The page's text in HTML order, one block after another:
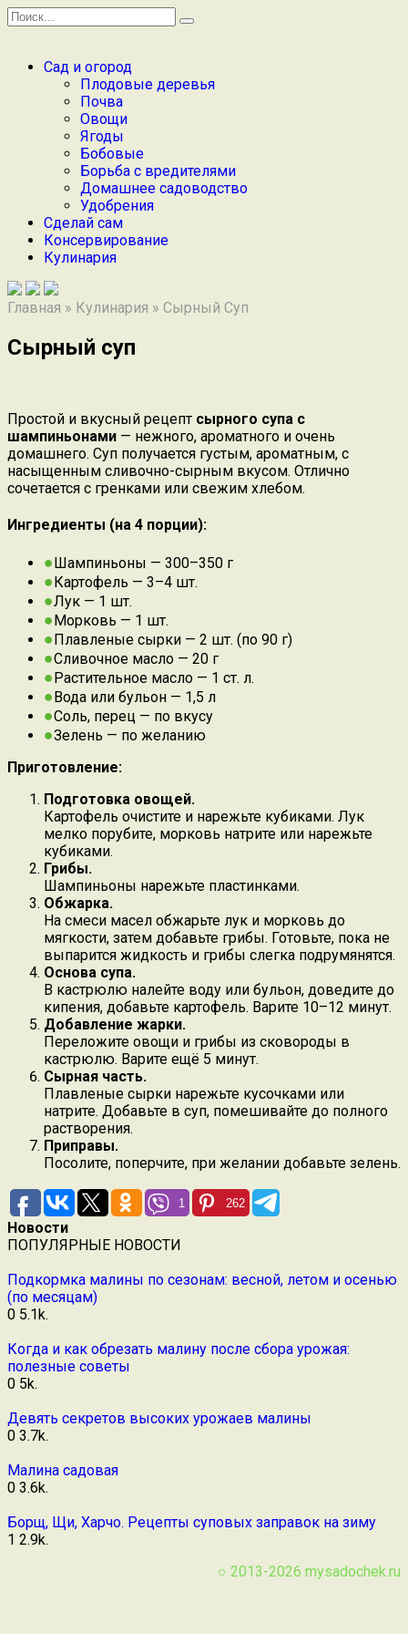
Перейти
к
Search
for:
Сад и огород
Плодовые деревья
Почва
Овощи
Ягоды
Бобовые
Борьба с вредителями
Домашнее садоводство
Удобрения
Сделай сам
Консервирование
Кулинария
Главная » Кулинария » Сырный Суп
Сырный суп
Простой и вкусный рецепт сырного супа с
шампиньонами — нежного, ароматного и очень
домашнего. Суп получается густым, ароматным, с
насыщенным сливочно-сырным вкусом. Отлично
сочетается с гренками или свежим хлебом.
Ингредиенты (на 4 порции):
Шампиньоны — 300–350 г
Картофель — 3–4 шт.
Лук — 1 шт.
Морковь — 1 шт.
Плавленые сырки — 2 шт. (по 90 г)
Сливочное масло — 20 г
Растительное масло — 1 ст. л.
Вода или бульон — 1,5 л
Соль, перец — по вкусу
Зелень — по желанию
Приготовление:
Подготовка овощей.
Картофель очистите и нарежьте кубиками. Лук
мелко порубите, морковь натрите или нарежьте
кубиками.
Грибы.
Шампиньоны нарежьте пластинками.
Обжарка.
На смеси масел обжарьте лук и морковь до
мягкости, затем добавьте грибы. Готовьте, пока не
выпарится жидкость и грибы слегка подрумянятся.
Основа супа.
В кастрюлю налейте воду или бульон, доведите до
кипения, добавьте картофель. Варите 10–12 минут.
Добавление жарки.
Переложите овощи и грибы из сковороды в
кастрюлю. Варите ещё 5 минут.
Сырная часть.
Плавленые сырки нарежьте кусочками или
натрите. Добавьте в суп, помешивайте до полного
растворения.
Приправы.
Посолите, поперчите, при желании добавьте зелень.
1 262
Новости
ПОПУЛЯРНЫЕ НОВОСТИ
Подкормка малины по сезонам: весной, летом и осенью
(по месяцам)
0 5.1k.
Когда и как обрезать малину после сбора урожая:
полезные советы
0 5k.
Девять секретов высоких урожаев малины
0 3.7k.
Малина садовая
0 3.6k.
Борщ, Щи, Харчо. Рецепты суповых заправок на зиму
1 2.9k.
○ 2013-2026 mysadochek.ru